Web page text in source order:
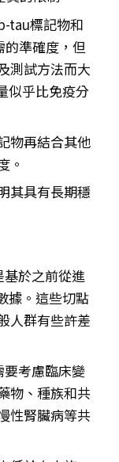
tau標記物和
的準確度，但
測試方法而大
似乎比免疫分
物再結合其他
。
其具有長期穩
基於之前從進
據。這些切點
人群有些許差
考慮臨床變
物、種族和共
性腎臟病等共